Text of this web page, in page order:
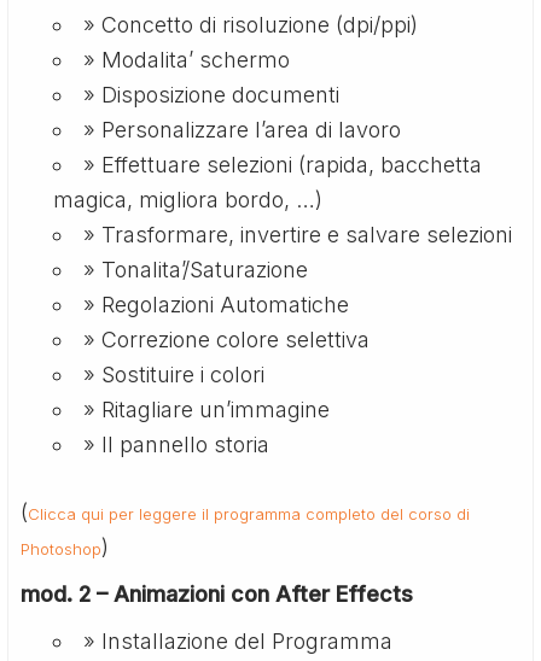
» Concetto di risoluzione (dpi/ppi)
» Modalita’ schermo
» Disposizione documenti
» Personalizzare l’area di lavoro
» Effettuare selezioni (rapida, bacchetta
magica, migliora bordo, …)
» Trasformare, invertire e salvare selezioni
» Tonalita’/Saturazione
» Regolazioni Automatiche
» Correzione colore selettiva
» Sostituire i colori
» Ritagliare un’immagine
» Il pannello storia
(Clicca qui per leggere il programma completo del corso di
Photoshop)
mod. 2 – Animazioni con After Effects
» Installazione del Programma